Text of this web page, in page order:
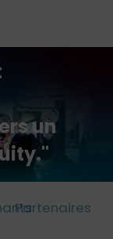
un
Partenaires